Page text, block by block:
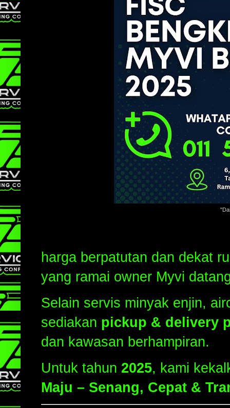
harga berpatutan dan dekat
yang ramai owner Myvi
Selain servis minyak enjin,
sediakan pickup & delivery
dan kawasan berhampiran.
Untuk tahun 2025, kami
Maju – Senang, Cepat &